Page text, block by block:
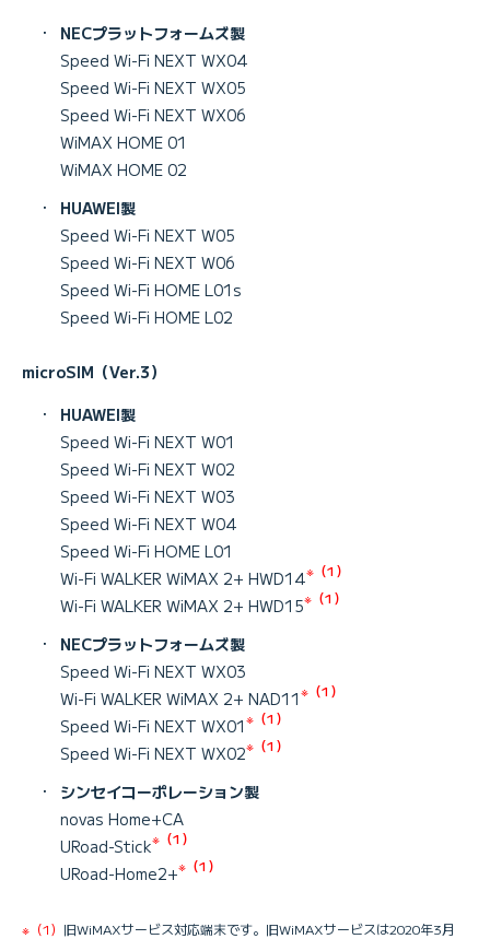
・
NECプラットフォームズ製
Speed Wi-Fi NEXT WX04
Speed Wi-Fi NEXT WX05
Speed Wi-Fi NEXT WX06
WiMAX HOME 01
WiMAX HOME 02
・
HUAWEI製
Speed Wi-Fi NEXT W05
Speed Wi-Fi NEXT W06
Speed Wi-Fi HOME L01s
Speed Wi-Fi HOME L02
microSIM（Ver.3）
・
HUAWEI製
Speed Wi-Fi NEXT W01
Speed Wi-Fi NEXT W02
Speed Wi-Fi NEXT W03
Speed Wi-Fi NEXT W04
Speed Wi-Fi HOME L01
Wi-Fi WALKER WiMAX 2+ HWD14※（1）
Wi-Fi WALKER WiMAX 2+ HWD15※（1）
・
NECプラットフォームズ製
Speed Wi-Fi NEXT WX03
Wi-Fi WALKER WiMAX 2+ NAD11※（1）
Speed Wi-Fi NEXT WX01※（1）
Speed Wi-Fi NEXT WX02※（1）
・
シンセイコーポレーション製
novas Home+CA
URoad-Stick※（1）
URoad-Home2+※（1）
※（1） 旧WiMAXサービス対応端末です。旧WiMAXサービスは2020年3月